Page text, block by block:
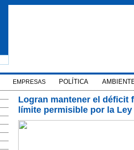
EMPRESAS POLÍTICA
Logran mantener el déficit
límite permisible por la Ley